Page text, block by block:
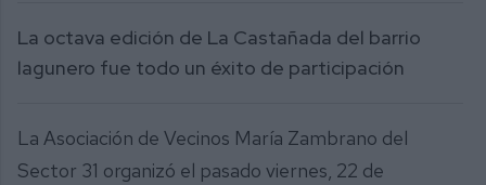
La octava edición de La Castañada del barrio
lagunero fue todo un éxito de participación
La Asociación de Vecinos María Zambrano del
Sector 31 organizó el pasado viernes, 22 de